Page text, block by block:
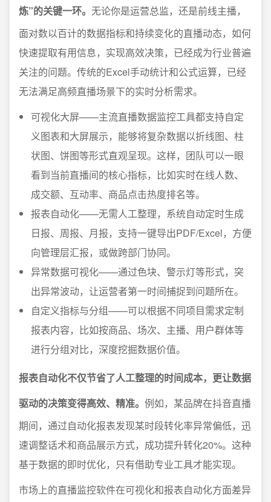
炼”的关键一环。 无论你是运营总监，还是前线主播，
面对数以百计的数据指标和持续变化的直播动态，如何
快速提取有用信息，实现高效决策，已经成为行业普遍
关注的问题。传统的Excel手动统计和公式运算，已经
无法满足高频直播场景下的实时分析需求。
可视化大屏——主流直播数据监控工具都支持自定
义图表和大屏展示，能够将复杂数据以折线图、柱
状图、饼图等形式直观呈现。这样，团队可以一眼
看到当前直播间的核心指标，比如实时在线人数、
成交额、互动率、商品点击热度排名等。
报表自动化——无需人工整理，系统自动定时生成
日报、周报、月报，支持一键导出PDF/Excel，方便
向管理层汇报，或做跨部门协同。
异常数据可视化——通过色块、警示灯等形式，突
出异常波动，让运营者第一时间捕捉到问题所在。
自定义指标与分组——可以根据不同项目需求定制
报表内容，比如按商品、场次、主播、用户群体等
进行分组对比，深度挖掘数据价值。
报表自动化不仅节省了人工整理的时间成本，更让数据
驱动的决策变得高效、精准。 例如，某品牌在抖音直播
期间，通过自动化报表发现某时段转化率异常偏低，迅
速调整话术和商品展示方式，成功提升转化20%。这种
基于数据的即时优化，只有借助专业工具才能实现。
市场上的直播监控软件在可视化和报表自动化方面差异